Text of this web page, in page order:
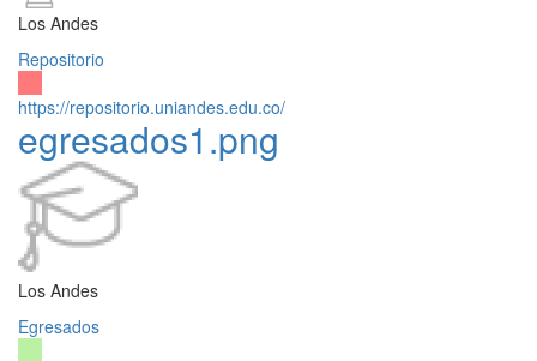
Los Andes
Repositorio
https://repositorio.uniandes.edu.co/
egresados1.png
Los Andes
Egresados